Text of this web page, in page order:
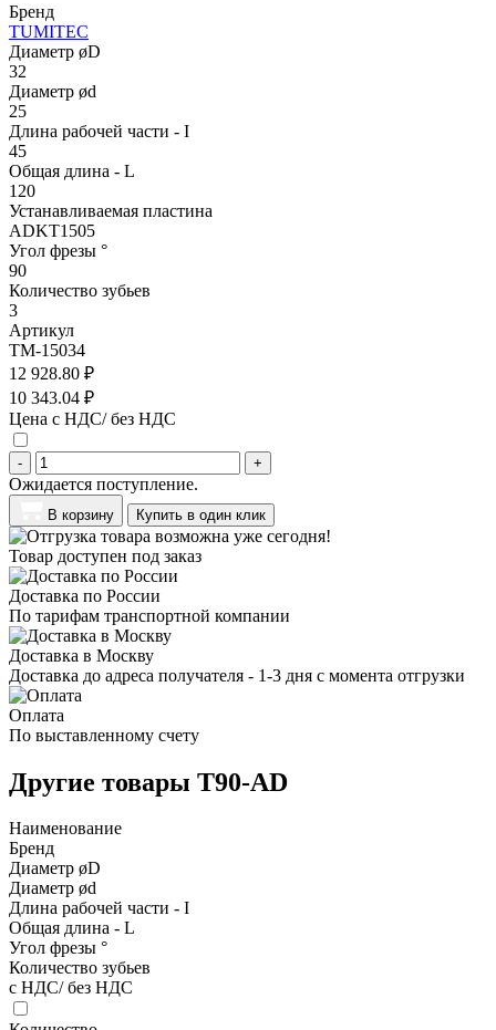
Бренд
TUMITEC
Диаметр øD
32
Диаметр ød
25
Длина рабочей части - I
45
Общая длина - L
120
Устанавливаемая пластина
ADKT1505
Угол фрезы °
90
Количество зубьев
3
Артикул
TM-15034
12 928.80 ₽
10 343.04 ₽
Цена с НДС/ без НДС
- +
Ожидается поступление.
В корзину Купить в один клик
Товар доступен под заказ
Доставка по России
По тарифам транспортной компании
Доставка в Москву
Доставка до адреса получателя - 1-3 дня с момента отгрузки
Оплата
По выставленному счету
Другие товары T90-AD
Наименование
Бренд
Диаметр øD
Диаметр ød
Длина рабочей части - I
Общая длина - L
Угол фрезы °
Количество зубьев
с НДС/ без НДС